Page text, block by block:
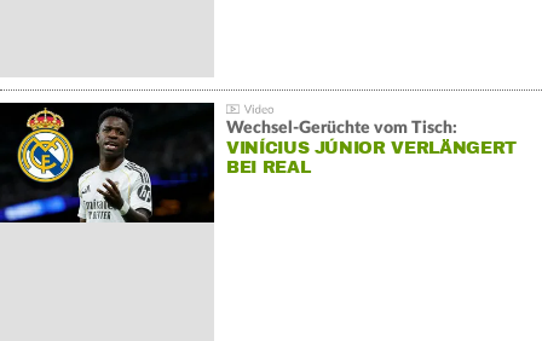
Wechsel-Gerüchte vom Tisch:
VINÍCIUS JÚNIOR VERLÄNGERT
BEI REAL